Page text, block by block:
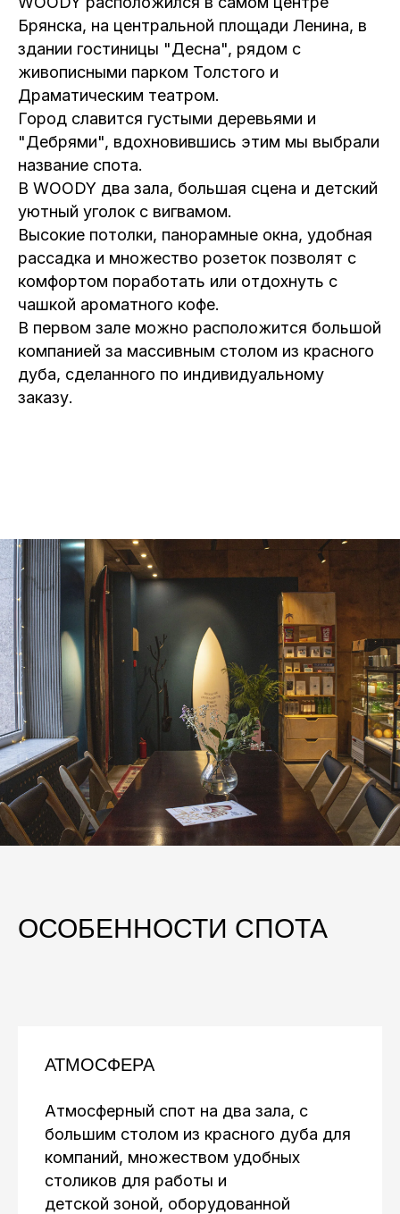
Брянска, на центральной площади Ленина, в
здании гостиницы "Десна", рядом с
живописными парком Толстого и
Драматическим театром.
Город славится густыми деревьями и
"Дебрями", вдохновившись этим мы выбрали
название спота.
В WOODY два зала, большая сцена и детский
уютный уголок с вигвамом.
Высокие потолки, панорамные окна, удобная
рассадка и множество розеток позволят с
комфортом поработать или отдохнуть с
чашкой ароматного кофе.
В первом зале можно расположится большой
компанией за массивным столом из красного
дуба, сделанного по индивидуальному
заказу.
ОСОБЕННОСТИ СПОТА
АТМОСФЕРА
Атмосферный спот на два зала, с
большим столом из красного дуба для
компаний, множеством удобных
столиков для работы и
детской зоной, оборудованной